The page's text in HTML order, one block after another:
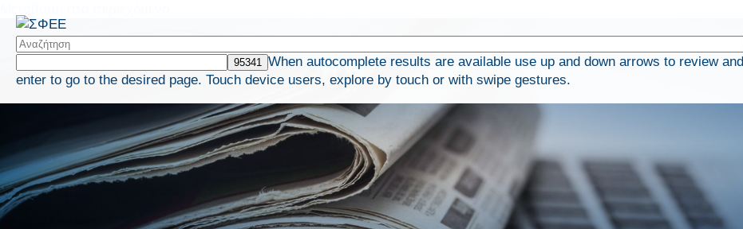
When autocomplete results are available use up and down arrows to review and
enter to go to the desired page. Touch device users, explore by touch or with swipe gestures.